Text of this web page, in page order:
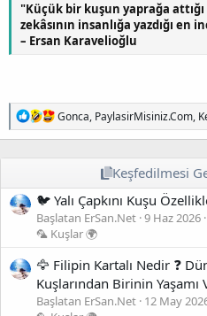
"Küçük bir kuşun yaprağa attığı
zekâsının insanlığa yazdığı
– Ersan Karavelioğlu
T
e
p
k
l
e
r
:
Gonca, PaylasirMisiniz.Com,
Keşfedilmesi
🐦 Yalı Çapkını Kuşu
Başlatan ErSan.Net 9 Haz 2026
🦜 Kuşlar 🌍
🦅 Filipin Kartalı Nedir ❓
Kuşlarından Birinin Yaşamı
Başlatan ErSan.Net 12 May